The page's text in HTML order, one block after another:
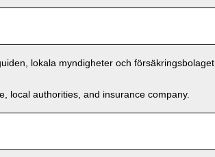
lokala myndigheter och försäkringsbolaget.
local authorities, and insurance company.